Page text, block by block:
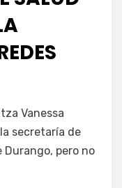
Vanessa
secretaría de
pero no